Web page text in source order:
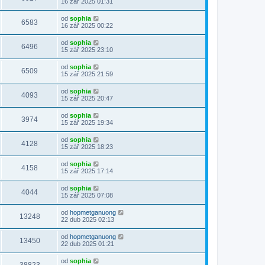
6583 od sophia
16 zář 2025 00:22
6496 od sophia
15 zář 2025 23:10
6509 od sophia
15 zář 2025 21:59
4093 od sophia
15 zář 2025 20:47
3974 od sophia
15 zář 2025 19:34
4128 od sophia
15 zář 2025 18:23
4158 od sophia
15 zář 2025 17:14
4044 od sophia
15 zář 2025 07:08
13248 od hopmetganuong
22 dub 2025 02:13
13450 od hopmetganuong
22 dub 2025 01:21
od sophia